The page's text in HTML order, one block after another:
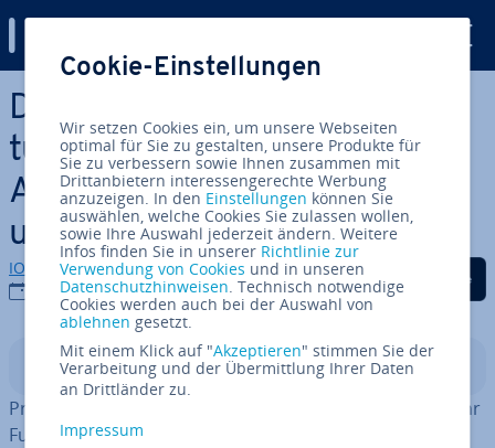
Zum Haupt­in­halt springen
Die besten Vi­deo­be­ar­bei­
tungs­pro­gram­me: Für
Anfänger, Fort­ge­schrit­te­ne
und Profis
IONOS Redaktion
11.02.2024
Auf Facebook teilen
Auf Twitter teilen
Auf LinkedIn
In­halts­ver­zeich­nis
Pro­fes­sio­nel­le Video-Editing-Software muss immer mehr
Funk­tio­nen abdecken, wie bei­spiels­wei­se 4k-Auflösung,
Cookie-Einstellungen
Wir setzen Cookies ein, um unsere Webseiten
optimal für Sie zu gestalten, unsere Produkte für
Sie zu verbessern sowie Ihnen zusammen mit
Drittanbietern interessengerechte Werbung
anzuzeigen. In den Einstellungen können Sie
auswählen, welche Cookies Sie zulassen wollen,
sowie Ihre Auswahl jederzeit ändern. Weitere
Infos finden Sie in unserer Richtlinie zur
Verwendung von Cookies und in unseren
Datenschutzhinweisen. Technisch notwendige
Cookies werden auch bei der Auswahl von
ablehnen gesetzt.
Mit einem Klick auf "Akzeptieren" stimmen Sie der
Verarbeitung und der Übermittlung Ihrer Daten
an Drittländer zu.
Impressum